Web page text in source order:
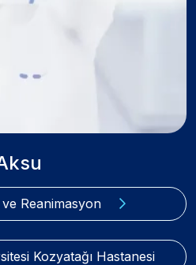
Reanimasyon
Kozyatağı Hastanesi